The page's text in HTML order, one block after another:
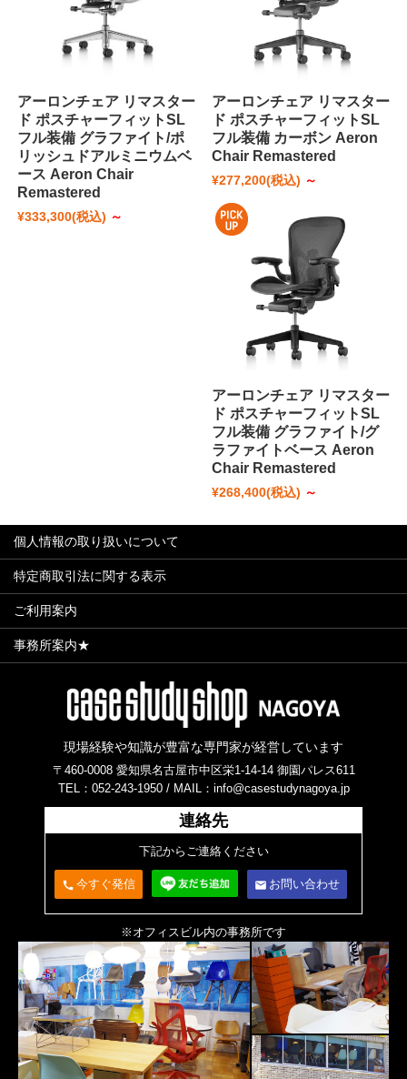
アーロンチェア リマスター
ド ポスチャーフィットSL
フル装備 グラファイト/ポ
リッシュドアルミニウムベ
ース Aeron Chair
Remastered
¥333,300(税込) ～
アーロンチェア リマスター
ド ポスチャーフィットSL
フル装備 カーボン Aeron
Chair Remastered
¥277,200(税込) ～
アーロンチェア リマスター
ド ポスチャーフィットSL
フル装備 グラファイト/グ
ラファイトベース Aeron
Chair Remastered
¥268,400(税込) ～
個人情報の取り扱いについて
特定商取引法に関する表示
ご利用案内
事務所案内★
現場経験や知識が豊富な専門家が経営しています
〒460-0008 愛知県名古屋市中区栄1-14-14 御園パレス611
TEL：052-243-1950 / MAIL：info@casestudynagoya.jp
連絡先
下記からご連絡ください
call 今すぐ発信 email お問い合わせ
※オフィスビル内の事務所です